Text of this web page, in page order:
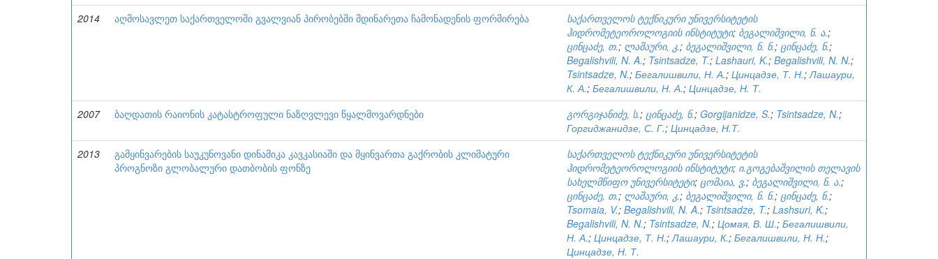
2014
აღმოსავლეთ საქართველოში გვალვიან პირობებში მდინარეთა ჩამონადენის ფორმირება
საქართველოს ტექნიკური უნივერსიტეტის
ჰიდრომეტეოროლოგიის ინსტიტუტი; ბეგალიშვილი, ნ. ა.;
ცინცაძე, თ.; ლაშაური, კ.; ბეგალიშვილი, ნ. ნ.; ცინცაძე, ნ.;
Begalishvili, N. A.; Tsintsadze, T.; Lashauri, K.; Begalishvili, N. N.;
Tsintsadze, N.; Бегалишвили, Н. А.; Цинцадзе, Т. Н.;Лашаури,
К. А.; Бегалишвили, Н. А.; Цинцадзе, Н. Т.
2007
ბაღდათის რაიონის კატასტროფული ნაზღვლევი წყალმოვარდნები გორგიჯანიძე, ს.; ცინცაძე, ნ.; Gorgijanidze, S.; Tsintsadze, N.;
Горгиджанидзе, С. Г.; Цинцадзе, Н.Т.
2013
გამყინვარების საუკუნოვანი დინამიკა კავკასიაში და მყინვართა გაქრობის კლიმატური
პროგნოზი გლობალური დათბობის ფონზე
საქართველოს ტექნიკური უნივერსიტეტის
ჰიდრომეტეოროლოგიის ინსტიტუტი; ი.გოგებაშვილის თელავის
სახელმწიფო უნივერსიტეტი; ცომაია, ვ.; ბეგალიშვილი, ნ. ა.;
ცინცაძე, თ.; ლაშაური, კ.; ბეგალიშვილი, ნ. ნ.; ცინცაძე, ნ.;
Tsomaia, V.; Begalishvili, N. A.; Tsintsadze, T.; Lashsuri, K.;
Begalishvili, N. N.; Tsintsadze, N.; Цомая, В. Ш.; Бегалишвили,
Н. А.; Цинцадзе, Т. Н.;Лашаури, К.; Бегалишвили, Н. Н.;
Цинцадзе, Н. Т.